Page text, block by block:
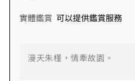
實體鑑賞 可以提供鑑賞服務
漫天朱槿，情牽故園。